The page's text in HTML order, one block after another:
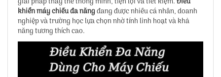
khiển máy chiếu đa năngđang được nhiều cá nhân, doanh
nghiệp và trường học lựa chọn nhờ tính linh hoạt và khả
năng tương thích cao.